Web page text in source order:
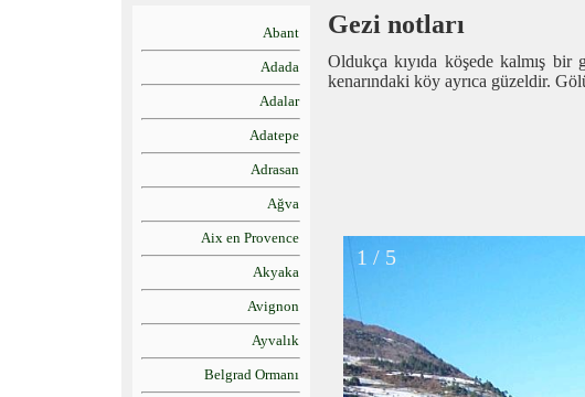
Abant
Adada
Adalar
Adatepe
Adrasan
Ağva
Aix en Provence
Akyaka
Avignon
Ayvalık
Belgrad Ormanı
Gezi notları
Oldukça kıyıda köşede kalmış
kenarındaki köy ayrıca güzeldir.
1 / 5